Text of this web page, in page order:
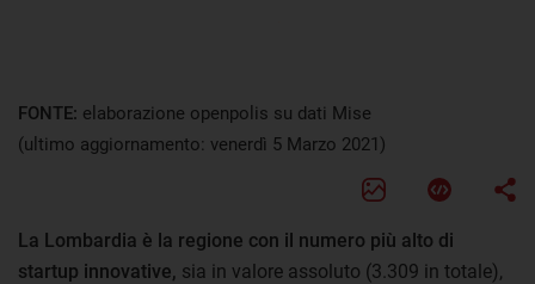
FONTE: elaborazione openpolis su dati Mise
(ultimo aggiornamento: venerdì 5 Marzo 2021)
La Lombardia è la regione con il numero più alto di
startup innovative, sia in valore assoluto (3.309 in totale),